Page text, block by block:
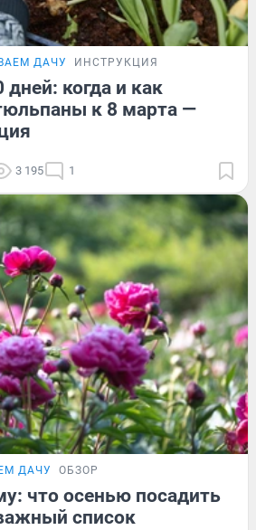
ДАЧУ ИНСТРУКЦИЯ
дней: когда и как
к 8 марта —
3 195 1
ДАЧУ ОБЗОР
что осенью посадить
список